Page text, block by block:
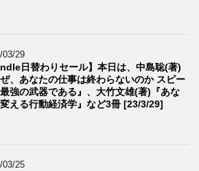
03/29
日替わりセール】本日は、中島聡(著)
ぜ、あなたの仕事は終わらないのか スピー
最強の武器である』、大竹文雄(著)『あな
える行動経済学』など3冊 [23/3/29]
03/25